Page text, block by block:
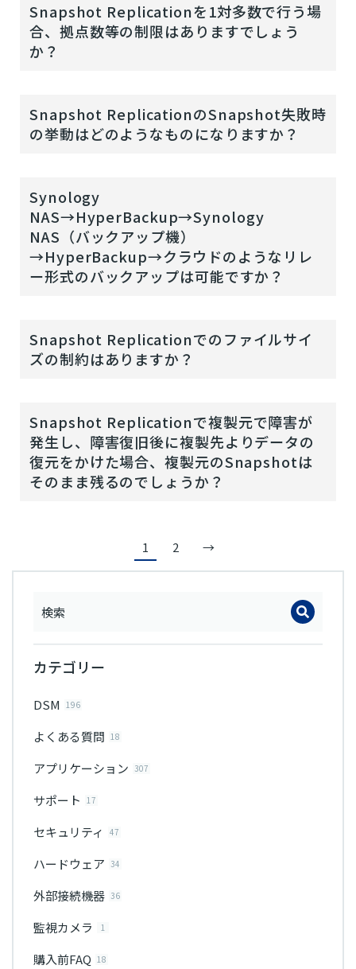
カテゴリー
DSM 196
よくある質問 18
アプリケーション 307
サポート 17
セキュリティ 47
ハードウェア 34
外部接続機器 36
監視カメラ 1
購入前FAQ 18
Snapshot Replicationを1対多数で行う場
合、拠点数等の制限はありますでしょう
か？
Snapshot ReplicationのSnapshot失敗時
の挙動はどのようなものになりますか？
Synology
NAS→HyperBackup→Synology
NAS（バックアップ機）
→HyperBackup→クラウドのようなリレ
ー形式のバックアップは可能ですか？
Snapshot Replicationでのファイルサイ
ズの制約はありますか？
Snapshot Replicationで複製元で障害が
発生し、障害復旧後に複製先よりデータの
復元をかけた場合、複製元のSnapshotは
そのまま残るのでしょうか？
1 2 →